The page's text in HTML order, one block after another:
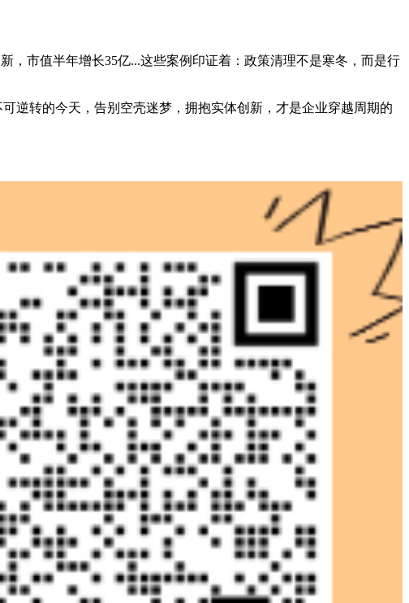
，市值半年增长35亿...这些案例印证着：政策清理不是寒冬，而是行
逆转的今天，告别空壳迷梦，拥抱实体创新，才是企业穿越周期的